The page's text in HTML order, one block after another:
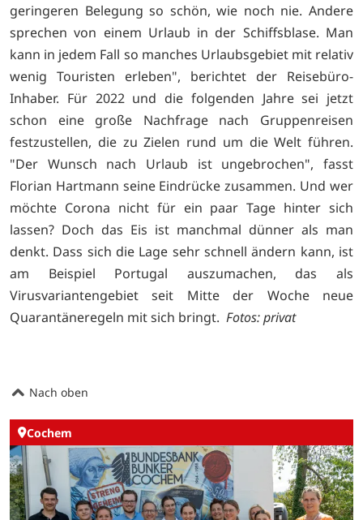
geringeren Belegung so schön, wie noch nie. Andere
sprechen von einem Urlaub in der Schiffsblase. Man
kann in jedem Fall so manches Urlaubsgebiet mit relativ
wenig Touristen erleben", berichtet der Reisebüro-
Inhaber. Für 2022 und die folgenden Jahre sei jetzt
schon eine große Nachfrage nach Gruppenreisen
festzustellen, die zu Zielen rund um die Welt führen.
"Der Wunsch nach Urlaub ist ungebrochen", fasst
Florian Hartmann seine Eindrücke zusammen. Und wer
möchte Corona nicht für ein paar Tage hinter sich
lassen? Doch das Eis ist manchmal dünner als man
denkt. Dass sich die Lage sehr schnell ändern kann, ist
am Beispiel Portugal auszumachen, das als
Virusvariantengebiet seit Mitte der Woche neue
Quarantäneregeln mit sich bringt. Fotos: privat
Nach oben
Cochem